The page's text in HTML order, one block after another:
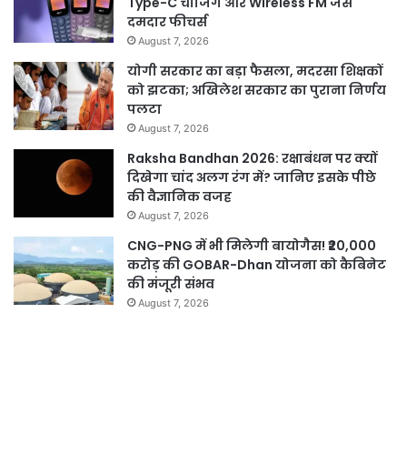
दमदार फीचर्स
August 7, 2026
योगी सरकार का बड़ा फैसला, मदरसा शिक्षकों
को झटका; अखिलेश सरकार का पुराना निर्णय
पलटा
August 7, 2026
Raksha Bandhan 2026: रक्षाबंधन पर क्यों
दिखेगा चांद अलग रंग में? जानिए इसके पीछे
की वैज्ञानिक वजह
August 7, 2026
CNG-PNG में भी मिलेगी बायोगैस! ₹20,000
करोड़ की GOBAR-Dhan योजना को कैबिनेट
की मंजूरी संभव
August 7, 2026